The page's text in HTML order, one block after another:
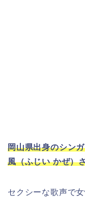
岡山県出身のシン
風（ふじい かぜ）
セクシーな歌声で